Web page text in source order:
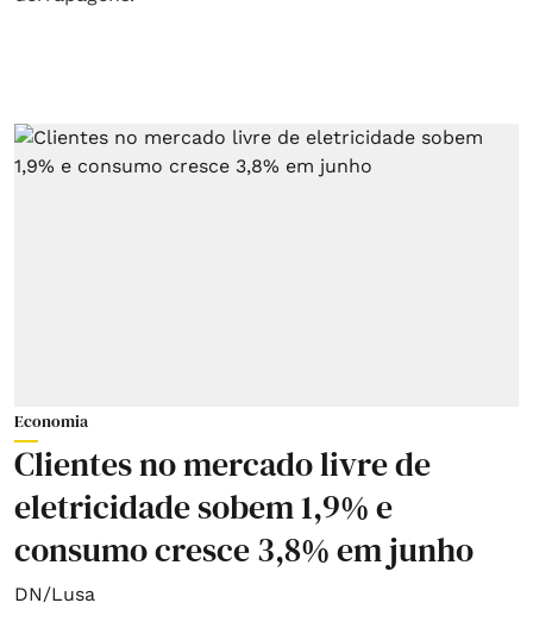
Economia
Clientes no mercado livre de
eletricidade sobem 1,9% e
consumo cresce 3,8% em junho
DN/Lusa